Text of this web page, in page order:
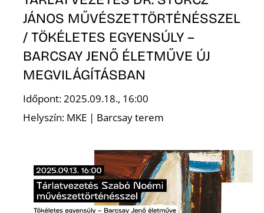
JÁNOS MŰVÉSZETTÖRTÉNÉSSZEL
/ TÖKÉLETES EGYENSÚLY –
BARCSAY JENŐ ÉLETMŰVE ÚJ
MEGVILÁGÍTÁSBAN
Időpont: 2025.09.18., 16:00
Helyszín: MKE | Barcsay terem